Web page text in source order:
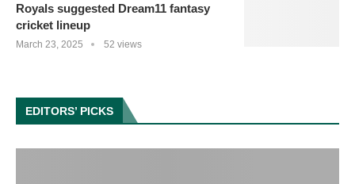
Royals suggested Dream11 fantasy
cricket lineup
March 23, 2025 52 views
EDITORS’ PICKS